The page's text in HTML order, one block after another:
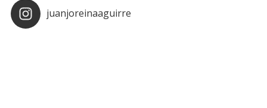
juanjoreinaaguirre